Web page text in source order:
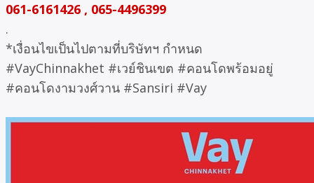
061-6161426 , 065-4496399
.
*เงื่อนไขเป็นไปตามที่บริษัทฯ กำหนด
#VayChinnakhet #เวย์ชินเขต #คอนโดพร้อมอยู่
#คอนโดงามวงศ์วาน #Sansiri #Vay